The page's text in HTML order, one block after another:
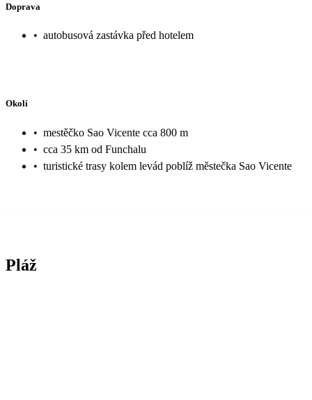
Doprava
• autobusová zastávka před hotelem
Okolí
• mestěčko Sao Vicente cca 800 m
• cca 35 km od Funchalu
• turistické trasy kolem levád poblíž městečka Sao Vicente
Pláž